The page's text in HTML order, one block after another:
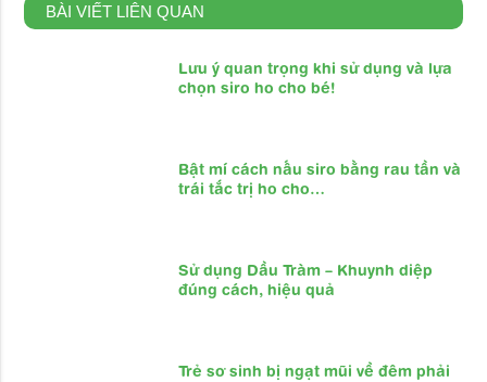
BÀI VIẾT LIÊN QUAN
Lưu ý quan trọng khi sử dụng và lựa
chọn siro ho cho bé!
Bật mí cách nấu siro bằng rau tần và
trái tắc trị ho cho…
Sử dụng Dầu Tràm – Khuynh diệp
đúng cách, hiệu quả
Trẻ sơ sinh bị ngạt mũi về đêm phải